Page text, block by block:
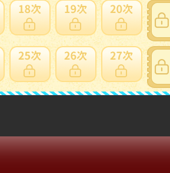
商品反映流程
您加入競標。